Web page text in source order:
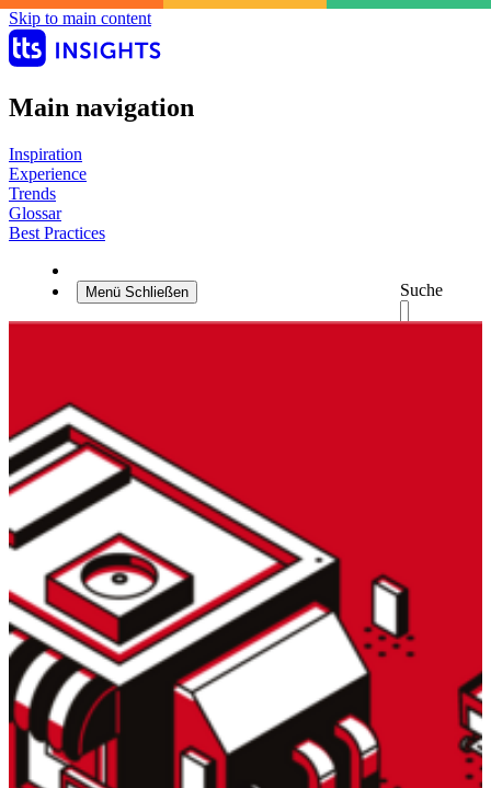
Skip to main content
Main navigation
Inspiration
Experience
Trends
Glossar
Best Practices
Suche
Menü Schließen